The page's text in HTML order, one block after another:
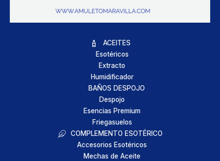
ACEITES
Esotéricos
Extracto
Humidificador
BAÑOS DESPOJO
Despojo
Esencias Premium
Friegasuelos
COMPLEMENTO ESOTÉRICO
Accesorios Esotéricos
Mechas de Aceite